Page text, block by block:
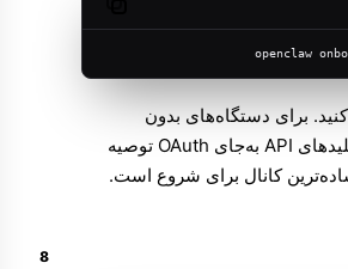
openclaw
برای دستگاه‌های بدون
نمایشگر، استفاده از کلیدهای API به‌جای OAuth توصیه